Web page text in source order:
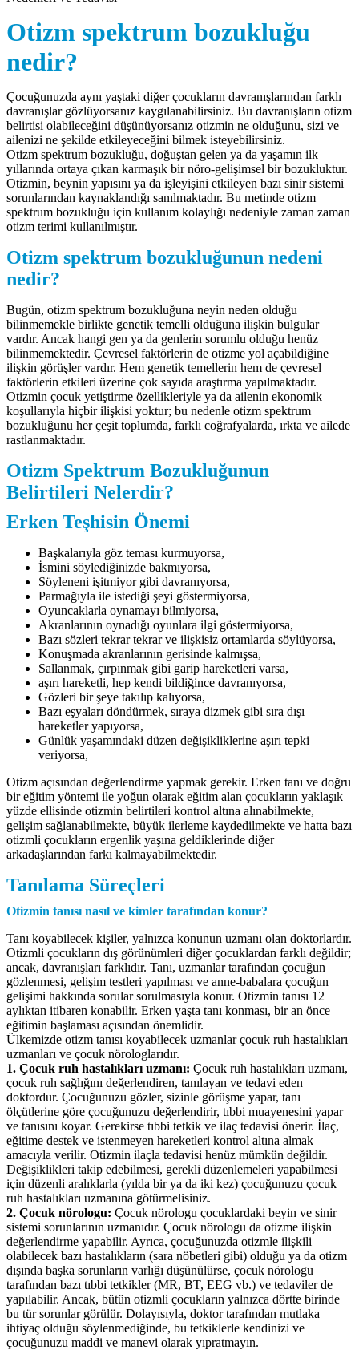
Otizm spektrum bozukluğu
nedir?
Çocuğunuzda aynı yaştaki diğer çocukların davranışlarından farklı
davranışlar gözlüyorsanız kaygılanabilirsiniz. Bu davranışların otizm
belirtisi olabileceğini düşünüyorsanız otizmin ne olduğunu, sizi ve
ailenizi ne şekilde etkileyeceğini bilmek isteyebilirsiniz.
Otizm spektrum bozukluğu, doğuştan gelen ya da yaşamın ilk
yıllarında ortaya çıkan karmaşık bir nöro-gelişimsel bir bozukluktur.
Otizmin, beynin yapısını ya da işleyişini etkileyen bazı sinir sistemi
sorunlarından kaynaklandığı sanılmaktadır. Bu metinde otizm
spektrum bozukluğu için kullanım kolaylığı nedeniyle zaman zaman
otizm terimi kullanılmıştır.
Otizm spektrum bozukluğunun nedeni
nedir?
Bugün, otizm spektrum bozukluğuna neyin neden olduğu
bilinmemekle birlikte genetik temelli olduğuna ilişkin bulgular
vardır. Ancak hangi gen ya da genlerin sorumlu olduğu henüz
bilinmemektedir. Çevresel faktörlerin de otizme yol açabildiğine
ilişkin görüşler vardır. Hem genetik temellerin hem de çevresel
faktörlerin etkileri üzerine çok sayıda araştırma yapılmaktadır.
Otizmin çocuk yetiştirme özellikleriyle ya da ailenin ekonomik
koşullarıyla hiçbir ilişkisi yoktur; bu nedenle otizm spektrum
bozukluğunu her çeşit toplumda, farklı coğrafyalarda, ırkta ve ailede
rastlanmaktadır.
Otizm Spektrum Bozukluğunun
Belirtileri Nelerdir?
Erken Teşhisin Önemi
Başkalarıyla göz teması kurmuyorsa,
İsmini söylediğinizde bakmıyorsa,
Söyleneni işitmiyor gibi davranıyorsa,
Parmağıyla ile istediği şeyi göstermiyorsa,
Oyuncaklarla oynamayı bilmiyorsa,
Akranlarının oynadığı oyunlara ilgi göstermiyorsa,
Bazı sözleri tekrar tekrar ve ilişkisiz ortamlarda söylüyorsa,
Konuşmada akranlarının gerisinde kalmışsa,
Sallanmak, çırpınmak gibi garip hareketleri varsa,
aşırı hareketli, hep kendi bildiğince davranıyorsa,
Gözleri bir şeye takılıp kalıyorsa,
Bazı eşyaları döndürmek, sıraya dizmek gibi sıra dışı
hareketler yapıyorsa,
Günlük yaşamındaki düzen değişikliklerine aşırı tepki
veriyorsa,
Otizm açısından değerlendirme yapmak gerekir. Erken tanı ve doğru
bir eğitim yöntemi ile yoğun olarak eğitim alan çocukların yaklaşık
yüzde ellisinde otizmin belirtileri kontrol altına alınabilmekte,
gelişim sağlanabilmekte, büyük ilerleme kaydedilmekte ve hatta bazı
otizmli çocukların ergenlik yaşına geldiklerinde diğer
arkadaşlarından farkı kalmayabilmektedir.
Tanılama Süreçleri
Otizmin tanısı nasıl ve kimler tarafından konur?
Tanı koyabilecek kişiler, yalnızca konunun uzmanı olan doktorlardır.
Otizmli çocukların dış görünümleri diğer çocuklardan farklı değildir;
ancak, davranışları farklıdır. Tanı, uzmanlar tarafından çocuğun
gözlenmesi, gelişim testleri yapılması ve anne-babalara çocuğun
gelişimi hakkında sorular sorulmasıyla konur. Otizmin tanısı 12
aylıktan itibaren konabilir. Erken yaşta tanı konması, bir an önce
eğitimin başlaması açısından önemlidir.
Ülkemizde otizm tanısı koyabilecek uzmanlar çocuk ruh hastalıkları
uzmanları ve çocuk nörologlarıdır.
1. Çocuk ruh hastalıkları uzmanı: Çocuk ruh hastalıkları uzmanı,
çocuk ruh sağlığını değerlendiren, tanılayan ve tedavi eden
doktordur. Çocuğunuzu gözler, sizinle görüşme yapar, tanı
ölçütlerine göre çocuğunuzu değerlendirir, tıbbi muayenesini yapar
ve tanısını koyar. Gerekirse tıbbi tetkik ve ilaç tedavisi önerir. İlaç,
eğitime destek ve istenmeyen hareketleri kontrol altına almak
amacıyla verilir. Otizmin ilaçla tedavisi henüz mümkün değildir.
Değişiklikleri takip edebilmesi, gerekli düzenlemeleri yapabilmesi
için düzenli aralıklarla (yılda bir ya da iki kez) çocuğunuzu çocuk
ruh hastalıkları uzmanına götürmelisiniz.
2. Çocuk nörologu: Çocuk nörologu çocuklardaki beyin ve sinir
sistemi sorunlarının uzmanıdır. Çocuk nörologu da otizme ilişkin
değerlendirme yapabilir. Ayrıca, çocuğunuzda otizmle ilişkili
olabilecek bazı hastalıkların (sara nöbetleri gibi) olduğu ya da otizm
dışında başka sorunların varlığı düşünülürse, çocuk nörologu
tarafından bazı tıbbi tetkikler (MR, BT, EEG vb.) ve tedaviler de
yapılabilir. Ancak, bütün otizmli çocukların yalnızca dörtte birinde
bu tür sorunlar görülür. Dolayısıyla, doktor tarafından mutlaka
ihtiyaç olduğu söylenmediğinde, bu tetkiklerle kendinizi ve
çocuğunuzu maddi ve manevi olarak yıpratmayın.